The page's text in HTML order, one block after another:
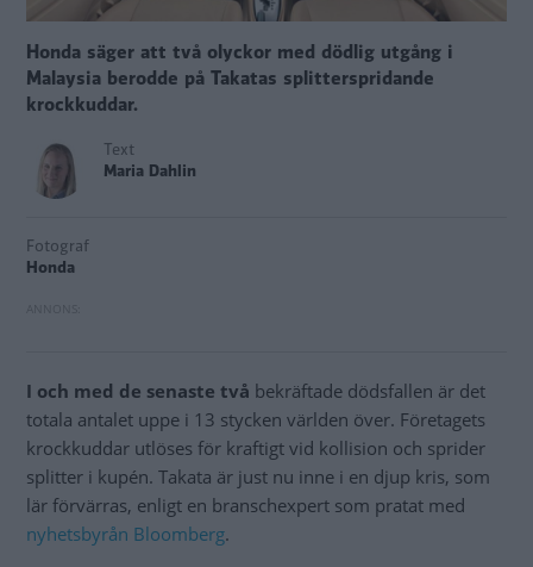
Honda säger att två olyckor med dödlig utgång i
Malaysia berodde på Takatas splitterspridande
krockkuddar.
Text
Maria Dahlin
Fotograf
Honda
I och med de senaste två bekräftade dödsfallen är det
totala antalet uppe i 13 stycken världen över. Företagets
krockkuddar utlöses för kraftigt vid kollision och sprider
splitter i kupén. Takata är just nu inne i en djup kris, som
lär förvärras, enligt en branschexpert som pratat med
nyhetsbyrån Bloomberg.